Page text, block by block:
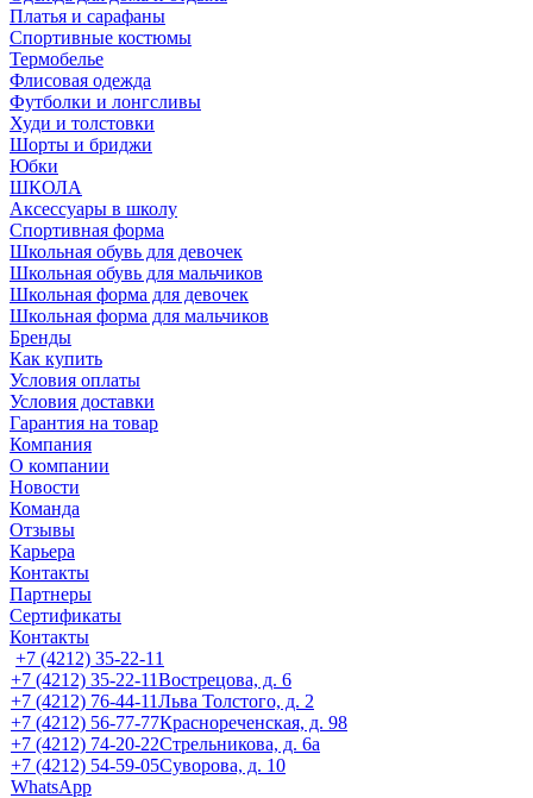
Платья и сарафаны
Спортивные костюмы
Термобелье
Флисовая одежда
Футболки и лонгсливы
Худи и толстовки
Шорты и бриджи
Юбки
ШКОЛА
Аксессуары в школу
Спортивная форма
Школьная обувь для девочек
Школьная обувь для мальчиков
Школьная форма для девочек
Школьная форма для мальчиков
Бренды
Как купить
Условия оплаты
Условия доставки
Гарантия на товар
Компания
О компании
Новости
Команда
Отзывы
Карьера
Контакты
Партнеры
Сертификаты
Контакты
+7 (4212) 35-22-11
+7 (4212) 35-22-11Вострецова, д. 6
+7 (4212) 76-44-11Льва Толстого, д. 2
+7 (4212) 56-77-77Краснореченская, д. 98
+7 (4212) 74-20-22Стрельникова, д. 6а
+7 (4212) 54-59-05Суворова, д. 10
WhatsApp